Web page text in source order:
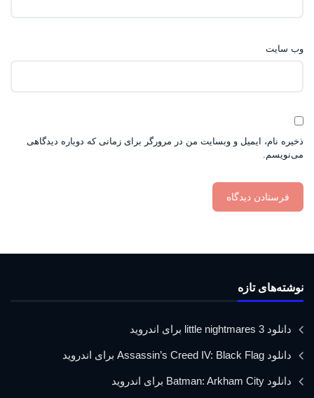
وب‌ سایت
ذخیره نام، ایمیل و وبسایت من در مرورگر برای زمانی که دوباره دیدگاهی
می‌نویسم.
نوشته‌های تازه
دانلود little nightmares 3 برای اندروید
دانلود Assassin’s Creed IV: Black Flag برای اندروید
دانلود Batman: Arkham City برای اندروید